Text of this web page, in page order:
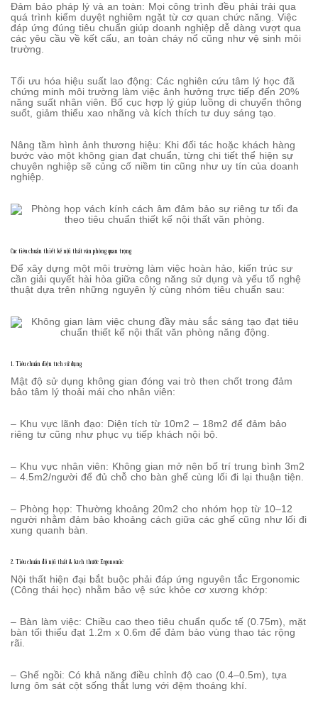
Đảm bảo pháp lý và an toàn: Mọi công trình đều phải trải qua
quá trình kiểm duyệt nghiêm ngặt từ cơ quan chức năng. Việc
đáp ứng đúng tiêu chuẩn giúp doanh nghiệp dễ dàng vượt qua
các yêu cầu về kết cấu, an toàn cháy nổ cũng như vệ sinh môi
trường.
Tối ưu hóa hiệu suất lao động: Các nghiên cứu tâm lý học đã
chứng minh môi trường làm việc ảnh hưởng trực tiếp đến 20%
năng suất nhân viên. Bố cục hợp lý giúp luồng di chuyển thông
suốt, giảm thiểu xao nhãng và kích thích tư duy sáng tạo.
Nâng tầm hình ảnh thương hiệu: Khi đối tác hoặc khách hàng
bước vào một không gian đạt chuẩn, từng chi tiết thể hiện sự
chuyên nghiệp sẽ củng cố niềm tin cũng như uy tín của doanh
nghiệp.
Các tiêu chuẩn thiết kế nội thất văn phòng quan trọng
Để xây dựng một môi trường làm việc hoàn hảo, kiến trúc sư
cần giải quyết hài hòa giữa công năng sử dụng và yếu tố nghệ
thuật dựa trên những nguyên lý cùng nhóm tiêu chuẩn sau:
1. Tiêu chuẩn diện tích sử dụng
Mật độ sử dụng không gian đóng vai trò then chốt trong đảm
bảo tâm lý thoải mái cho nhân viên:
– Khu vực lãnh đạo: Diện tích từ 10m2 – 18m2 để đảm bảo
riêng tư cũng như phục vụ tiếp khách nội bộ.
– Khu vực nhân viên: Không gian mở nên bố trí trung bình 3m2
– 4.5m2/người để đủ chỗ cho bàn ghế cùng lối đi lại thuận tiện.
– Phòng họp: Thường khoảng 20m2 cho nhóm họp từ 10–12
người nhằm đảm bảo khoảng cách giữa các ghế cũng như lối đi
xung quanh bàn.
2. Tiêu chuẩn đồ nội thất & kích thước Ergonomic
Nội thất hiện đại bắt buộc phải đáp ứng nguyên tắc Ergonomic
(Công thái học) nhằm bảo vệ sức khỏe cơ xương khớp:
– Bàn làm việc: Chiều cao theo tiêu chuẩn quốc tế (0.75m), mặt
bàn tối thiểu đạt 1.2m x 0.6m để đảm bảo vùng thao tác rộng
rãi.
– Ghế ngồi: Có khả năng điều chỉnh độ cao (0.4–0.5m), tựa
lưng ôm sát cột sống thắt lưng với đệm thoáng khí.